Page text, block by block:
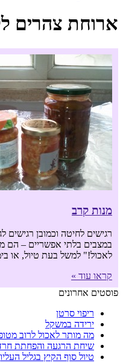
ארוחת צהרים
מנות קרב
רגישים לחיטה וכמובן
במצבים בלתי אפשריים – הם
לאכול!" למשל בעת טיול, או
קראו עוד »
פוסטים אחרונים
ריפוי סרטן
ירידה במשקל
מה מותר לאכול לרוב
שיחת הרגעה והפחתת
טיול סוף הקיץ בגליל